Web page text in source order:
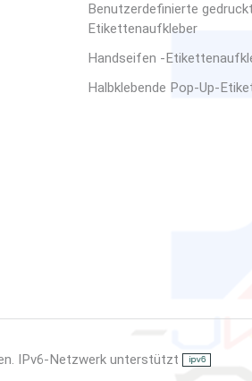
Kunden mit
Sie auf der Suche
Getränke, Kosmetika,
Benutzerdefinierte
Etikettenaufkleber
Handseifen -
Halbklebende Pop-Up-
IPv6-Netzwerk unterstützt